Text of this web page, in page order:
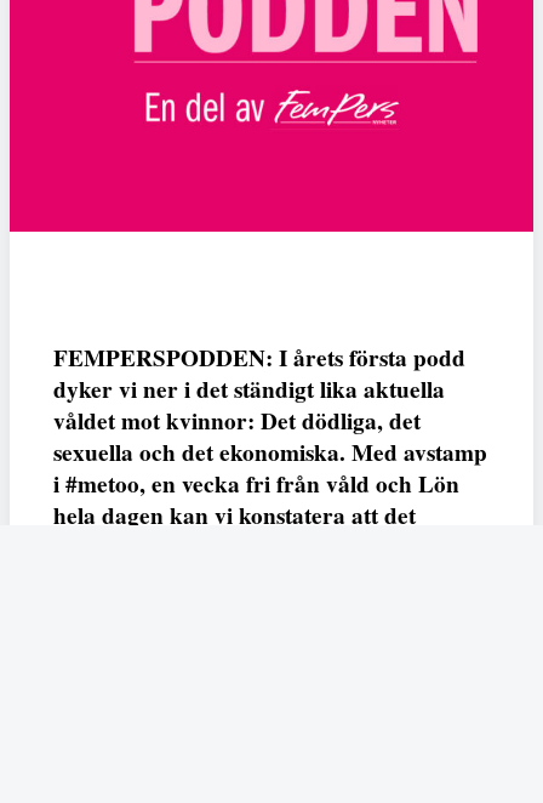
FEMPERSPODDEN: I årets första podd
dyker vi ner i det ständigt lika aktuella
våldet mot kvinnor: Det dödliga, det
sexuella och det ekonomiska. Med avstamp
i #metoo, en vecka fri från våld och Lön
hela dagen kan vi konstatera att det